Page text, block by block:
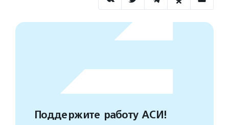
Поддержите работу АСИ!